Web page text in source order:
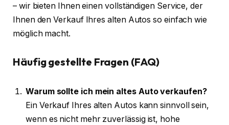
– wir bieten Ihnen einen vollständigen Service, der
Ihnen den Verkauf Ihres alten Autos so einfach wie
möglich macht.
Häufig gestellte Fragen (FAQ)
Warum sollte ich mein altes Auto verkaufen?
Ein Verkauf Ihres alten Autos kann sinnvoll sein,
wenn es nicht mehr zuverlässig ist, hohe